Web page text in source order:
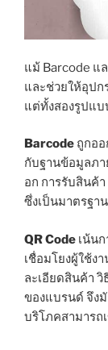
แม้ Barcode แ
และช่วยให้อุปก
แต่ทั้งสองรูปแ
Barcode ถูกอ
กับฐานข้อมูลภา
อก การรับสินค้า
ซึ่งเป็นมาตรฐา
QR Code เน้น
เชื่อมโยงผู้ใช้ง
ละเอียดสินค้า
ของแบรนด์ จึง
บริโภคสามารถ